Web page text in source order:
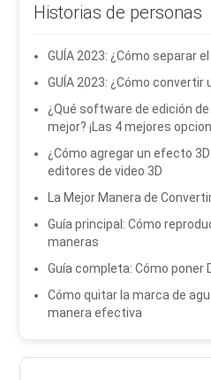
Historias de personas
GUÍA 2023: ¿Cómo separar
GUÍA 2023: ¿Cómo convertir
¿Qué software de edición de
mejor? ¡Las 4 mejores
¿Cómo agregar un efecto
editores de video 3D
La Mejor Manera de
Guía principal: Cómo
maneras
Guía completa: Cómo poner
Cómo quitar la marca de
manera efectiva